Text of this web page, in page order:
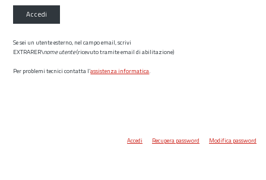
Accedi
Se sei un utente esterno, nel campo email, scrivi
EXTRARER\nome utente(ricevuto tramite email di abilitazione)
Per problemi tecnici contatta l’assistenza informatica.
Accedi Recupera password Modifica password